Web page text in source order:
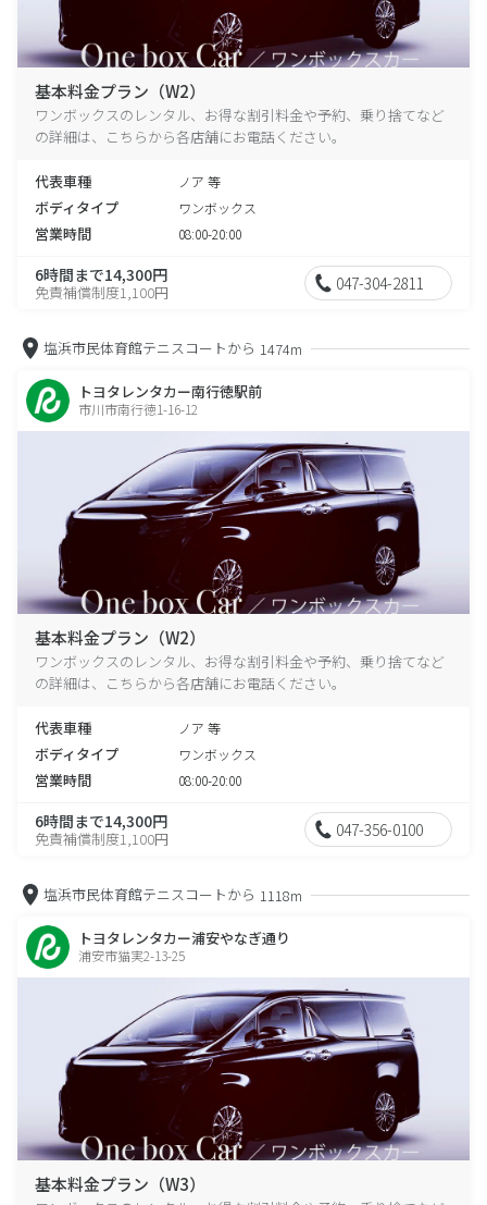
基本料金プラン（W2）
ワンボックスのレンタル、お得な割引料金や予約、乗り捨てなど
の詳細は、こちらから各店舗にお電話ください。
代表車種 ノア 等
ボディタイプ ワンボックス
営業時間 08:00-20:00
6時間まで14,300円
免責補償制度1,100円 047-304-2811
塩浜市民体育館テニスコートから 1474m
トヨタレンタカー南行徳駅前
市川市南行徳1-16-12
基本料金プラン（W2）
ワンボックスのレンタル、お得な割引料金や予約、乗り捨てなど
の詳細は、こちらから各店舗にお電話ください。
代表車種 ノア 等
ボディタイプ ワンボックス
営業時間 08:00-20:00
6時間まで14,300円
免責補償制度1,100円 047-356-0100
塩浜市民体育館テニスコートから 1118m
トヨタレンタカー浦安やなぎ通り
浦安市猫実2-13-25
基本料金プラン（W3）